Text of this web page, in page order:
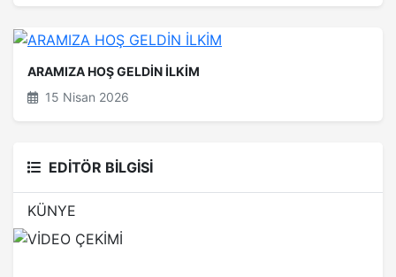
ARAMIZA HOŞ GELDİN İLKİM
15 Nisan 2026
EDİTÖR BİLGİSİ
KÜNYE